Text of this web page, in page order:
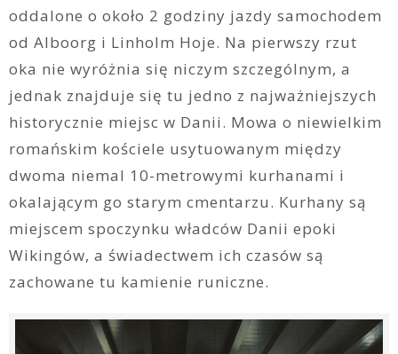
oddalone o około 2 godziny jazdy samochodem
od Alboorg i Linholm Hoje. Na pierwszy rzut
oka nie wyróżnia się niczym szczególnym, a
jednak znajduje się tu jedno z najważniejszych
historycznie miejsc w Danii. Mowa o niewielkim
romańskim kościele usytuowanym między
dwoma niemal 10-metrowymi kurhanami i
okalającym go starym cmentarzu. Kurhany są
miejscem spoczynku władców Danii epoki
Wikingów, a świadectwem ich czasów są
zachowane tu kamienie runiczne.